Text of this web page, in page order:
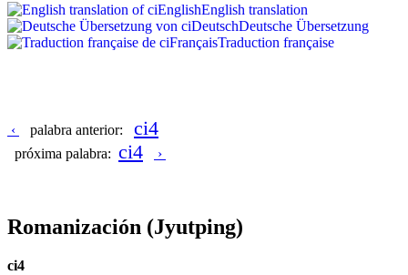
EnglishEnglish translation
DeutschDeutsche Übersetzung
FrançaisTraduction française
‹ palabra anterior: ci4
próxima palabra: ci4 ›
Romanización (Jyutping)
ci4